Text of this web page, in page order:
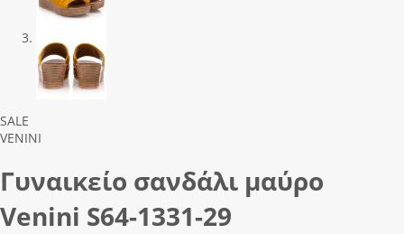
Previous
Next
SALE
VENINI
Γυναικείο σανδάλι μαύρο
Venini S64-1331-29